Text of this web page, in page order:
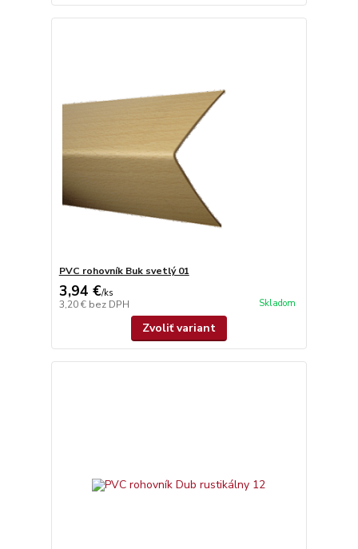
PVC rohovník Buk svetlý 01
3,94 €/ks
3,20 € bez DPH Skladom
Zvoliť variant